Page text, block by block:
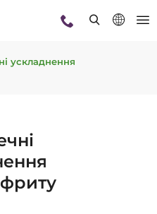
ускладнення